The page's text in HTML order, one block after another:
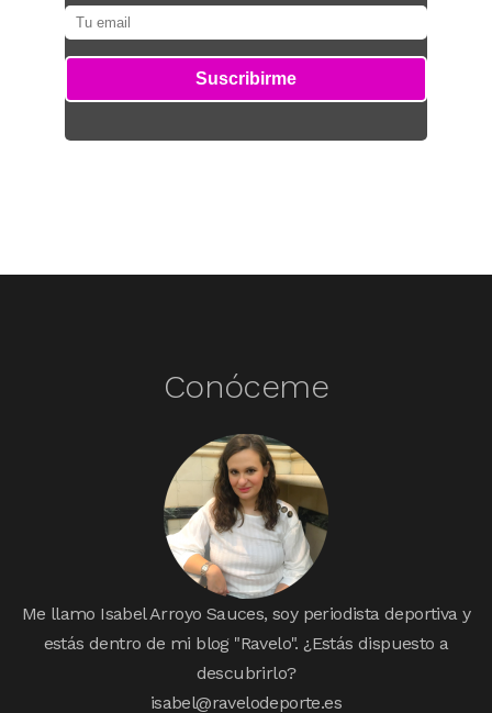
Conóceme
Me llamo Isabel Arroyo Sauces, soy periodista deportiva y
estás dentro de mi blog "Ravelo". ¿Estás dispuesto a
descubrirlo?
isabel@ravelodeporte.es